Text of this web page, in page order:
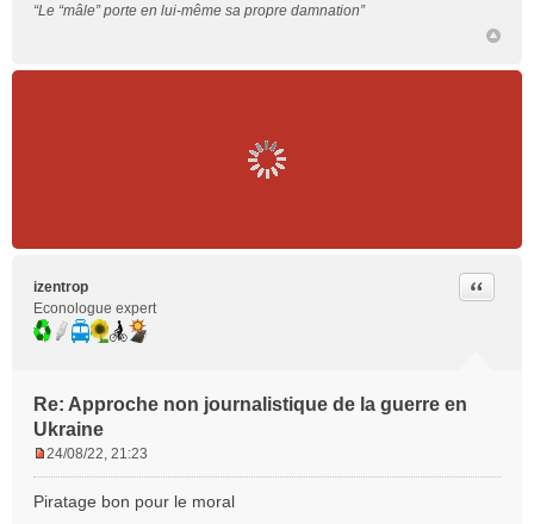
l
“Le “mâle” porte en lui-même sa propre damnation”
izentrop
Econologue expert
Re: Approche non journalistique de la guerre en
Ukraine
Citer
s
24/08/22, 21:23
Piratage bon pour le moral